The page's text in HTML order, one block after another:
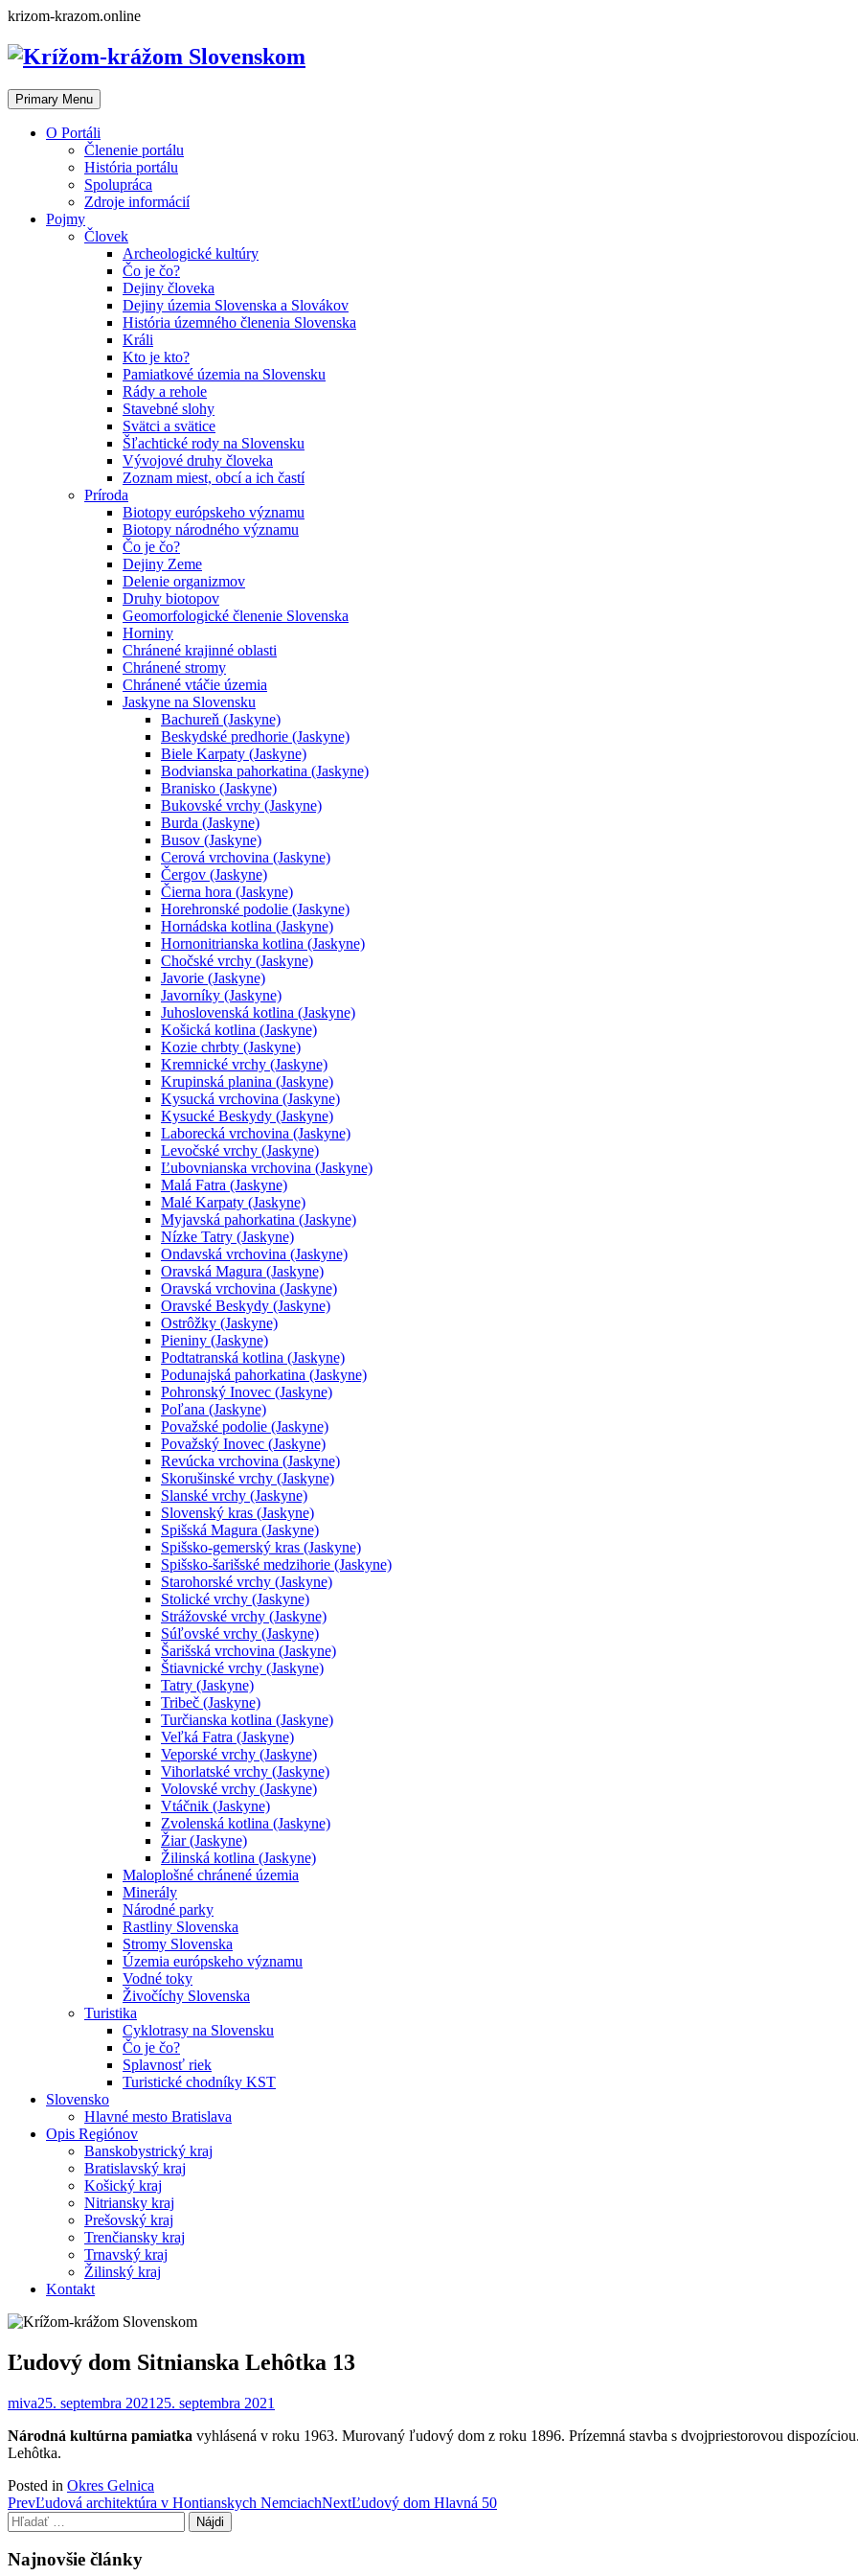
Skip
content
krizom-krazom.online
Primary Menu
O Portáli
Členenie portálu
História portálu
Spolupráca
Zdroje informácií
Pojmy
Človek
Archeologické kultúry
Čo je čo?
Dejiny človeka
Dejiny územia Slovenska a Slovákov
História územného členenia Slovenska
Králi
Kto je kto?
Pamiatkové územia na Slovensku
Rády a rehole
Stavebné slohy
Svätci a svätice
Šľachtické rody na Slovensku
Vývojové druhy človeka
Zoznam miest, obcí a ich častí
Príroda
Biotopy európskeho významu
Biotopy národného významu
Čo je čo?
Dejiny Zeme
Delenie organizmov
Druhy biotopov
Geomorfologické členenie Slovenska
Horniny
Chránené krajinné oblasti
Chránené stromy
Chránené vtáčie územia
Jaskyne na Slovensku
Bachureň (Jaskyne)
Beskydské predhorie (Jaskyne)
Biele Karpaty (Jaskyne)
Bodvianska pahorkatina (Jaskyne)
Branisko (Jaskyne)
Bukovské vrchy (Jaskyne)
Burda (Jaskyne)
Busov (Jaskyne)
Cerová vrchovina (Jaskyne)
Čergov (Jaskyne)
Čierna hora (Jaskyne)
Horehronské podolie (Jaskyne)
Hornádska kotlina (Jaskyne)
Hornonitrianska kotlina (Jaskyne)
Chočské vrchy (Jaskyne)
Javorie (Jaskyne)
Javorníky (Jaskyne)
Juhoslovenská kotlina (Jaskyne)
Košická kotlina (Jaskyne)
Kozie chrbty (Jaskyne)
Kremnické vrchy (Jaskyne)
Krupinská planina (Jaskyne)
Kysucká vrchovina (Jaskyne)
Kysucké Beskydy (Jaskyne)
Laborecká vrchovina (Jaskyne)
Levočské vrchy (Jaskyne)
Ľubovnianska vrchovina (Jaskyne)
Malá Fatra (Jaskyne)
Malé Karpaty (Jaskyne)
Myjavská pahorkatina (Jaskyne)
Nízke Tatry (Jaskyne)
Ondavská vrchovina (Jaskyne)
Oravská Magura (Jaskyne)
Oravská vrchovina (Jaskyne)
Oravské Beskydy (Jaskyne)
Ostrôžky (Jaskyne)
Pieniny (Jaskyne)
Podtatranská kotlina (Jaskyne)
Podunajská pahorkatina (Jaskyne)
Pohronský Inovec (Jaskyne)
Poľana (Jaskyne)
Považské podolie (Jaskyne)
Považský Inovec (Jaskyne)
Revúcka vrchovina (Jaskyne)
Skorušinské vrchy (Jaskyne)
Slanské vrchy (Jaskyne)
Slovenský kras (Jaskyne)
Spišská Magura (Jaskyne)
Spišsko-gemerský kras (Jaskyne)
Spišsko-šarišské medzihorie (Jaskyne)
Starohorské vrchy (Jaskyne)
Stolické vrchy (Jaskyne)
Strážovské vrchy (Jaskyne)
Súľovské vrchy (Jaskyne)
Šarišská vrchovina (Jaskyne)
Štiavnické vrchy (Jaskyne)
Tatry (Jaskyne)
Tribeč (Jaskyne)
Turčianska kotlina (Jaskyne)
Veľká Fatra (Jaskyne)
Veporské vrchy (Jaskyne)
Vihorlatské vrchy (Jaskyne)
Volovské vrchy (Jaskyne)
Vtáčnik (Jaskyne)
Zvolenská kotlina (Jaskyne)
Žiar (Jaskyne)
Žilinská kotlina (Jaskyne)
Maloplošné chránené územia
Minerály
Národné parky
Rastliny Slovenska
Stromy Slovenska
Územia európskeho významu
Vodné toky
Živočíchy Slovenska
Turistika
Cyklotrasy na Slovensku
Čo je čo?
Splavnosť riek
Turistické chodníky KST
Slovensko
Hlavné mesto Bratislava
Opis Regiónov
Banskobystrický kraj
Bratislavský kraj
Košický kraj
Nitriansky kraj
Prešovský kraj
Trenčiansky kraj
Trnavský kraj
Žilinský kraj
Kontakt
Ľudový dom Sitnianska Lehôtka 13
miva25. septembra 2021 25. septembra 2021
Národná kultúrna pamiatka vyhlásená v roku 1963. Murovaný ľudový dom z roku 1896. Prízemná stavba s dvojpriestorovou
Lehôtka.
Posted in Okres Gelnica
Post
navigation
PrevĽudová architektúra v Hontianskych NemciachNextĽudový dom Hlavná 50
Hľadať:
Najnovšie články